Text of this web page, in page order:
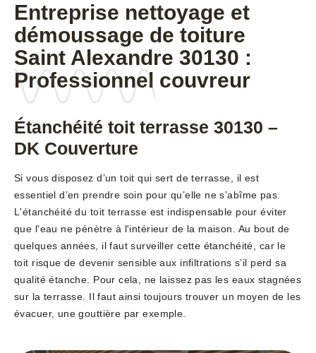
Entreprise nettoyage et
démoussage de toiture
Saint Alexandre 30130 :
Professionnel couvreur
Étanchéité toit terrasse 30130 –
DK Couverture
Si vous disposez d’un toit qui sert de terrasse, il est
essentiel d’en prendre soin pour qu’elle ne s’abîme pas.
L'étanchéité du toit terrasse est indispensable pour éviter
que l'eau ne pénètre à l'intérieur de la maison. Au bout de
quelques années, il faut surveiller cette étanchéité, car le
toit risque de devenir sensible aux infiltrations s’il perd sa
qualité étanche. Pour cela, ne laissez pas les eaux stagnées
sur la terrasse. Il faut ainsi toujours trouver un moyen de les
évacuer, une gouttière par exemple.